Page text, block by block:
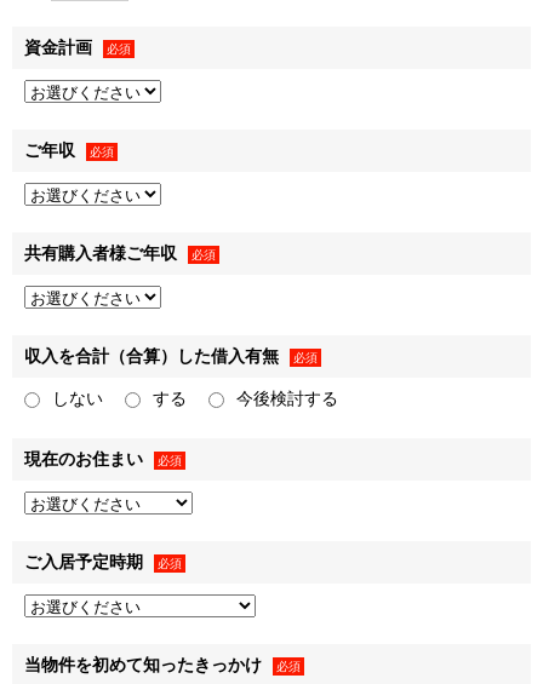
役員一覧［https://www.mfr.co.jp/company/officer/
＜本マンション契約申込の有無が確定したのちの各社個別の
（http://www.31sumai.com/pid/privacy/
会社概要［ https://www.mfr.co.jp/company/outline/
三井不動産レジデンシャル株式会社（以下「弊社」といいま
三井不動産グループは、すまいとくらしに関する事業のほ
か、商業施設事業、ホテル・リゾート事業、オフィスビル事
（詳細は三井不動産株式会社のホームページ
つきましては、以下をご覧ください。
資金計画 必須
ご年収 必須
共有購入者様ご年収 必須
収入を合計（合算）した借入有無 必須
しない する 今後検討する
現在のお住まい 必須
ご入居予定時期 必須
当物件を初めて知ったきっかけ 必須